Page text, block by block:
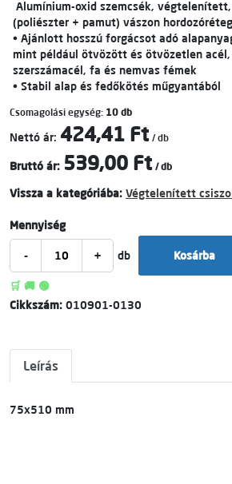
Alumínium-oxid szemcsék,
(poliészter + pamut) vászon
• Ajánlott hosszú forgácsot adó
mint például ötvözött és ötvözetlen
szerszámacél, fa és nemvas fémek
• Stabil alap és fedőkötés műgyantából
Csomagolási egység: 10 db
Nettó ár: 424,41 Ft / db
Bruttó ár: 539,00 Ft / db
Vissza a kategóriába: Végtelenített
Mennyiség
- + db Kosárba
🛒 🚚 🟢
Cikkszám: 010901-0130
Leírás
75x510 mm